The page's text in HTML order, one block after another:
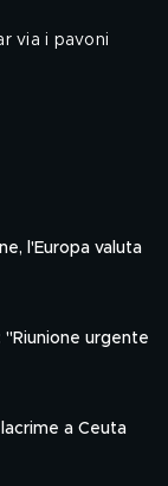
via i pavoni
l'Europa valuta
"Riunione urgente
a Ceuta